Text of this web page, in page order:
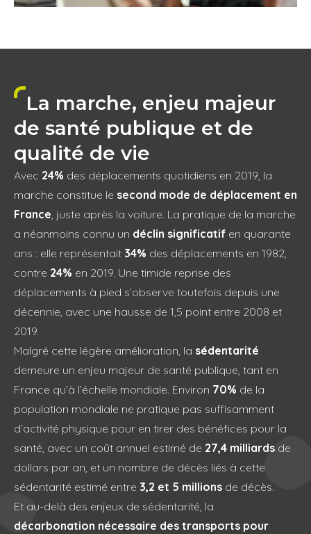
La marche, enjeu majeur
de santé publique et de
qualité de vie
Avec 24% des déplacements quotidiens en 2019, la
marche constitue le second mode de déplacement en
France, juste après la voiture. La pratique de la marche
a néanmoins connu un déclin significatif en quarante
ans : elle représentait 34% des déplacements en 1982,
contre 24% en 2019. Une timide reprise des
déplacements à pied s’observe toutefois depuis une
décennie, avec une hausse de 1,5 point entre 2008 et
2019.
Malgré cette légère amélioration, la sédentarité
demeure un enjeu majeur de santé publique, tant en
France qu’à l’échelle mondiale. Environ 70% de la
population mondiale ne pratique pas suffisamment
d’activité physique pour en tirer des bénéfices pour la
santé, avec un coût annuel estimé de 27,4 milliards de
dollars par an, et un nombre de décès liés à cette
sédentarité estimé entre 3,2 et 5 millions de décès.
Et au-delà des enjeux de sédentarité, la
décarbonation nécessaire des transports pour